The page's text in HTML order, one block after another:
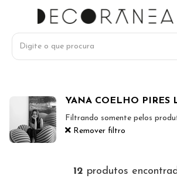
YANA COELHO PIRES
Filtrando somente pelos
Remover filtro
12 produtos